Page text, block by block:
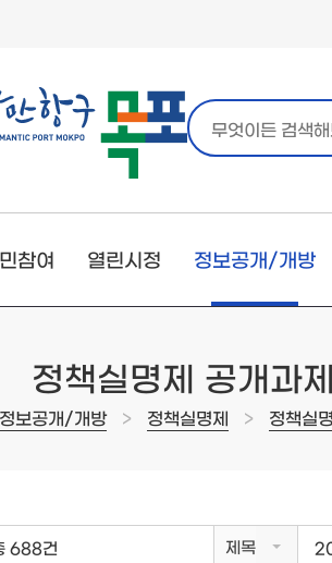
참여 열린시정 정보공개/개방
정책실명제 공개과제
정보공개/개방 > 정책실명제 > 정책실
688건 제목